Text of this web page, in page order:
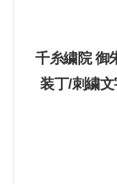
千糸繍院 御
装丁/刺繍